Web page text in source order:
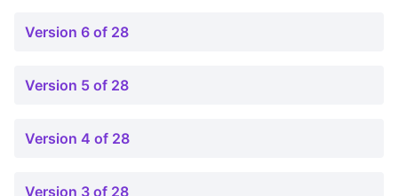
Version 6 of 28
Version 5 of 28
Version 4 of 28
Version 3 of 28